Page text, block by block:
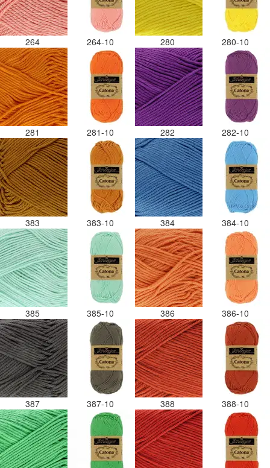
264 264-10 280 280-10
281 281-10 282 282-10
383 383-10 384 384-10
385 385-10 386 386-10
387 387-10 388 388-10